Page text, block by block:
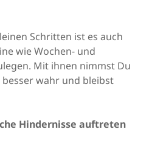
Schritten ist es auch
wie Wochen- und
Mit ihnen nimmst Du
wahr und bleibst
Hindernisse auftreten